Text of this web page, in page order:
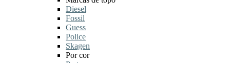
Diesel
Fossil
Guess
Police
Skagen
Por cor